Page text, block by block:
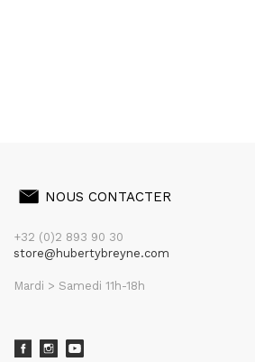
NOUS CONTACTER
+32 (0)2 893 90 30
store@hubertybreyne.com
Mardi > Samedi 11h-18h